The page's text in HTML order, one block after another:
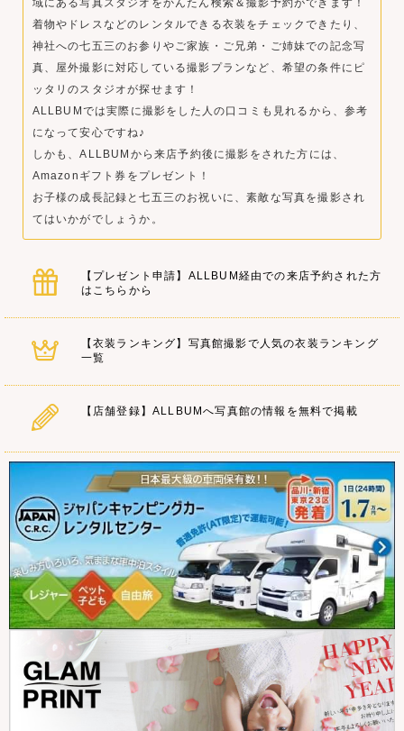
域にある写真スタジオをかんたん検索＆撮影予約ができます！
着物やドレスなどのレンタルできる衣装をチェックできたり、
神社への七五三のお参りやご家族・ご兄弟・ご姉妹での記念写
真、屋外撮影に対応している撮影プランなど、希望の条件にピ
ッタリのスタジオが探せます！
ALLBUMでは実際に撮影をした人の口コミも見れるから、参考
になって安心ですね♪
しかも、ALLBUMから来店予約後に撮影をされた方には、
Amazonギフト券をプレゼント！
お子様の成長記録と七五三のお祝いに、素敵な写真を撮影され
てはいかがでしょうか。
【プレゼント申請】ALLBUM経由での来店予約された方
はこちらから
【衣装ランキング】写真館撮影で人気の衣装ランキング
一覧
【店舗登録】ALLBUMへ写真館の情報を無料で掲載